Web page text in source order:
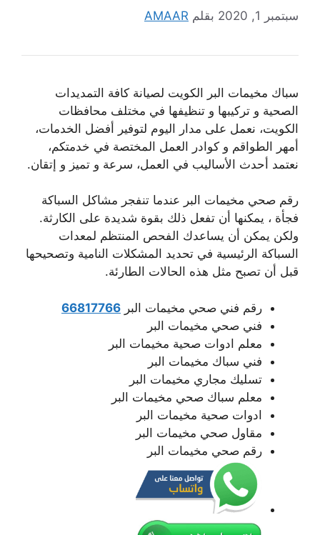
سبتمبر 1, 2020 بقلم AMAAR
سباك مخيمات البر الكويت لصيانة كافة التمديدات
الصحية و تركيبها و تنظيفها في مختلف محافظات
الكويت، نعمل على مدار اليوم لتوفير أفضل الخدمات،
أمهر الطواقم و كوادر العمل المختصة في خدمتكم،
نعتمد أحدث الأساليب في العمل، سرعة و تميز و إتقان.
رقم صحي مخيمات البر عندما تنفجر مشاكل السباكة
فجأة ، يمكنها أن تفعل ذلك بقوة شديدة على الكارثة.
ولكن يمكن أن يساعدك الفحص المنتظم لمعدات
السباكة الرئيسية في تحديد المشكلات النامية وتصحيحها
قبل أن تصبح مثل هذه الحالات الطارئة.
رقم فني صحي مخيمات البر 66817766
فني صحي مخيمات البر
معلم ادوات صحية مخيمات البر
فني سباك مخيمات البر
تسليك مجاري مخيمات البر
معلم سباك صحي مخيمات البر
ادوات صحية مخيمات البر
مقاول صحي مخيمات البر
رقم صحي مخيمات البر